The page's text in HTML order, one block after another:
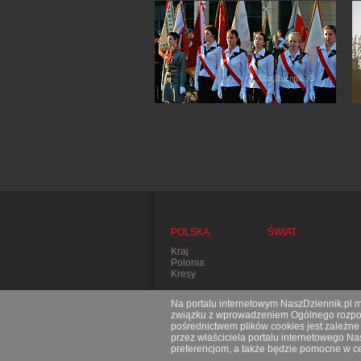
POLSKA
Kraj
Polonia
Kresy
ŚWIAT
Na portalu internetowym NaszDziennik.pl
związku z wprowadzeniem Ogólnego
pośrednictwem plików cookies jest
przez właściciela portalu internetowego
preferencjom, a także będzie pomocne w